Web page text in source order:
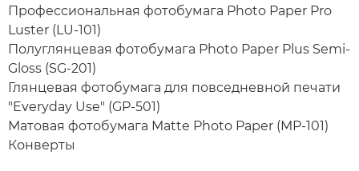
Профессиональная фотобумага Photo Paper Pro
Luster (LU-101)
Полуглянцевая фотобумага Photo Paper Plus Semi-
Gloss (SG-201)
Глянцевая фотобумага для повседневной печати
"Everyday Use" (GP-501)
Матовая фотобумага Matte Photo Paper (MP-101)
Конверты